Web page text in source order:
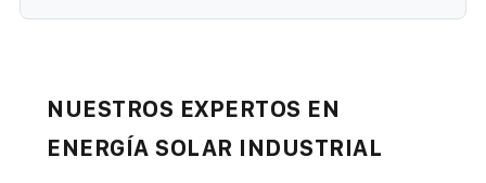
NUESTROS EXPERTOS EN
ENERGÍA SOLAR INDUSTRIAL